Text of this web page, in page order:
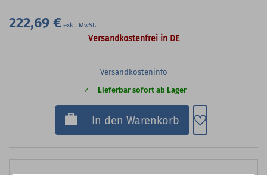
222,69 €
Versandkostenfrei in DE
Versandkosteninfo
Lieferbar sofort ab Lager
In den Warenkorb Zum